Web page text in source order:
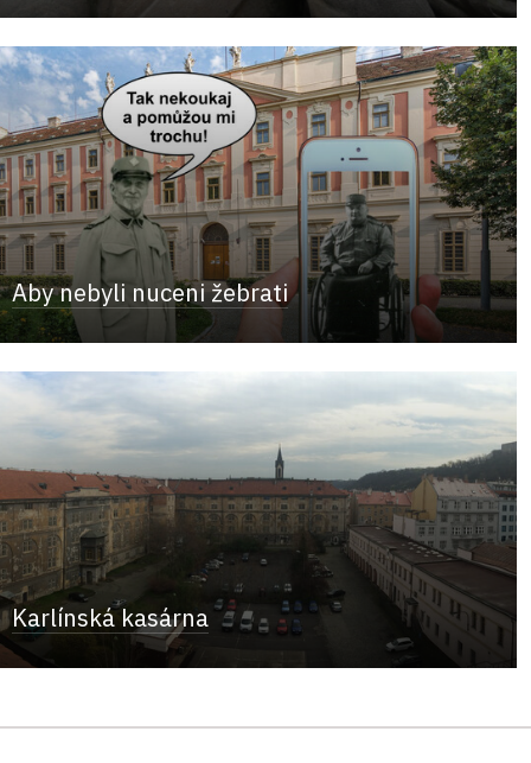
Aby nebyli nuceni žebrati
Karlínská kasárna